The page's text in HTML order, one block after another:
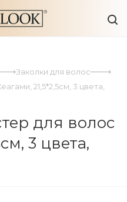
Заколки для волос
21,5*2,5см, 3 цвета,
для волос
3 цвета,